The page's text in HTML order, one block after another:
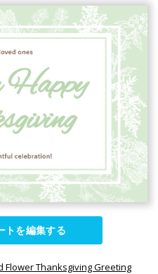
トを編集する
Flower Thanksgiving Greeting